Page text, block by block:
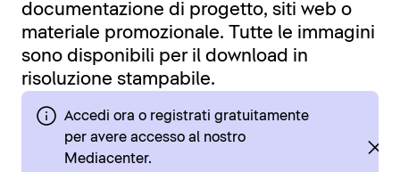
documentazione di progetto, siti web o
materiale promozionale. Tutte le immagini
sono disponibili per il download in
risoluzione stampabile.
Accedi ora o registrati gratuitamente
per avere accesso al nostro
Mediacenter.